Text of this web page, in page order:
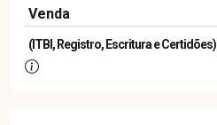
Venda
(ITBI, Registro, Escritura e Certidões)